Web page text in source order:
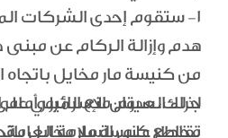
1- ستقوم إحدى الشركات
هدم وإزالة الركام عن مبنى
من كنيسة مار مخايل باتجاه
جراء العدوان الإسرائيلي
لذلك، سيتم منع المرور
تقاطع كنيسة مار مخايل